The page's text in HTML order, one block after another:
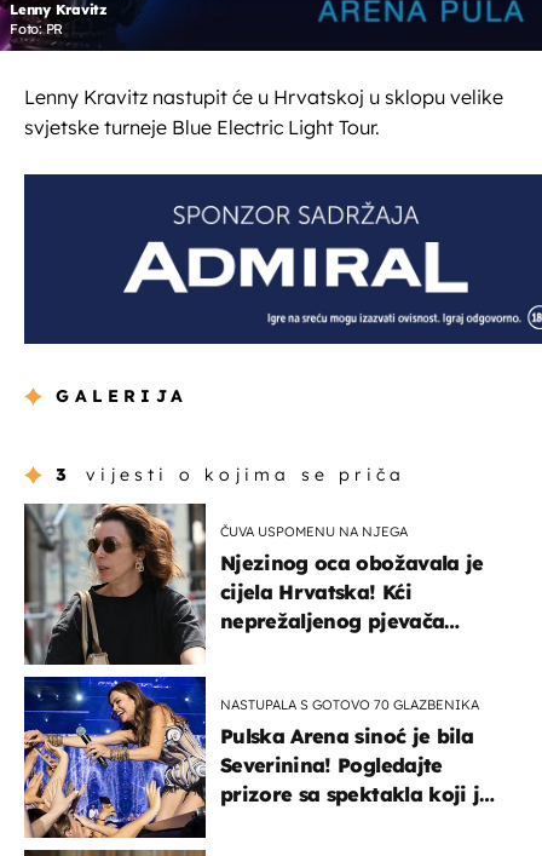
Lenny Kravitz
Foto: PR
Lenny Kravitz nastupit će u Hrvatskoj u sklopu velike
svjetske turneje Blue Electric Light Tour.
GALERIJA
3 vijesti o kojima se priča
ČUVA USPOMENU NA NJEGA
Njezinog oca obožavala je
cijela Hrvatska! Kći
neprežaljenog pjevača
NASTUPALA S GOTOVO 70 GLAZBENIKA
Pulska Arena sinoć je bila
Severinina! Pogledajte
prizore sa spektakla koji je